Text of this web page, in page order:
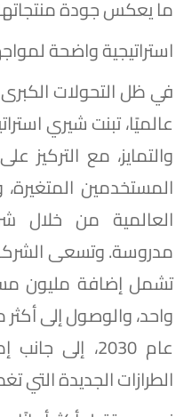
ما يعكس جودة
استراتيجية واضحة
في ظل التحولات
عالميًا، تبنت شيري
والتمايز، مع التركيز
المستخدمين
العالمية من خلال
مدروسة. وتسعى
تشمل إضافة مليون
عام 2030،
الطرازات الجديدة